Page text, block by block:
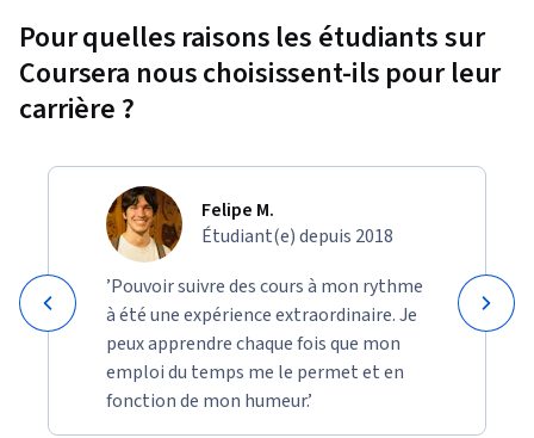
Pour quelles raisons les étudiants sur
Coursera nous choisissent-ils pour leur
carrière ?
Felipe M.
Étudiant(e) depuis 2018
’Pouvoir suivre des cours à mon rythme
à été une expérience extraordinaire. Je
peux apprendre chaque fois que mon
emploi du temps me le permet et en
fonction de mon humeur.’